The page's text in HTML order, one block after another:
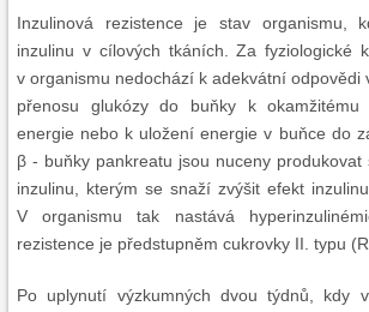
Inzulinová rezistence je stav organismu,
inzulinu v cílových tkáních. Za fyziologické
v organismu nedochází k adekvátní odpovědi
přenosu glukózy do buňky k
energie nebo k uložení energie v buňce do
β - buňky pankreatu jsou nuceny
inzulinu, kterým se snaží zvýšit efekt
V organismu tak nastává
rezistence je předstupněm cukrovky II. typu
Po uplynutí výzkumných dvou týdnů, kdy